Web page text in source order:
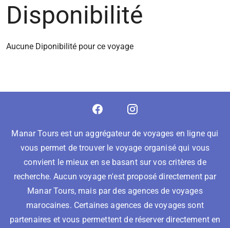
Disponibilité
Aucune Diponibilité pour ce voyage
Manar Tours est un aggrégateur de voyages en ligne qui
vous permet de trouver le voyage organisé qui vous
convient le mieux en se basant sur vos critères de
recherche. Aucun voyage n'est proposé directement par
Manar Tours, mais par des agences de voyages
marocaines. Certaines agences de voyages sont
partenaires et vous permettent de réserver directement en